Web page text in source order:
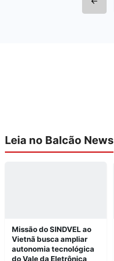
Leia no Balcão News
Missão do SINDVEL ao
Vietnã busca ampliar
autonomia tecnológica
do Vale da Eletrônica